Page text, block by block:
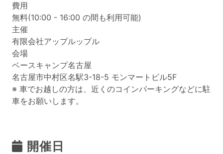
費用
無料(10:00 - 16:00 の間も利用可能)
主催
有限会社アップルップル
会場
ベースキャンプ名古屋
名古屋市中村区名駅3-18-5 モンマートビル5F
※ 車でお越しの方は、近くのコインパーキングなどに駐
車をお願いします。
開催日